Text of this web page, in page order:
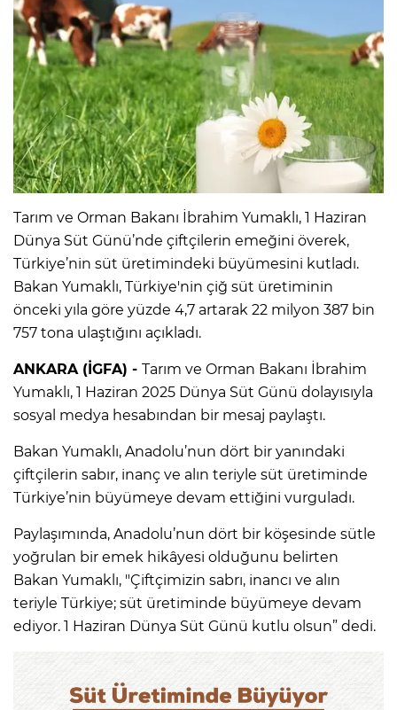
Tarım ve Orman Bakanı İbrahim Yumaklı, 1 Haziran
Dünya Süt Günü’nde çiftçilerin emeğini överek,
Türkiye’nin süt üretimindeki büyümesini kutladı.
Bakan Yumaklı, Türkiye'nin çiğ süt üretiminin
önceki yıla göre yüzde 4,7 artarak 22 milyon 387 bin
757 tona ulaştığını açıkladı.
ANKARA (İGFA) - Tarım ve Orman Bakanı İbrahim
Yumaklı, 1 Haziran 2025 Dünya Süt Günü dolayısıyla
sosyal medya hesabından bir mesaj paylaştı.
Bakan Yumaklı, Anadolu’nun dört bir yanındaki
çiftçilerin sabır, inanç ve alın teriyle süt üretiminde
Türkiye’nin büyümeye devam ettiğini vurguladı.
Paylaşımında, Anadolu’nun dört bir köşesinde sütle
yoğrulan bir emek hikâyesi olduğunu belirten
Bakan Yumaklı, "Çiftçimizin sabrı, inancı ve alın
teriyle Türkiye; süt üretiminde büyümeye devam
ediyor. 1 Haziran Dünya Süt Günü kutlu olsun” dedi.